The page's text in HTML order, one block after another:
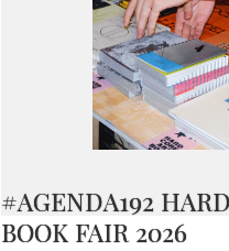
#AGENDA192
BOOK FAIR 2026